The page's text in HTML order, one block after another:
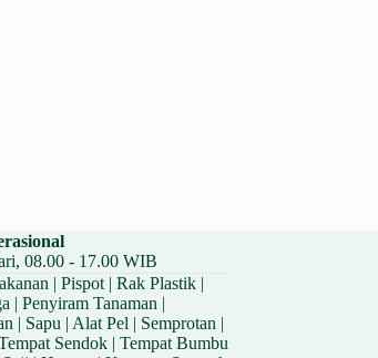
08.00 - 17.00 WIB
| Pispot| Rak Plastik|
| Penyiram Tanaman |
| Sapu | Alat Pel | Semprotan |
Sendok| Tempat Bumbu